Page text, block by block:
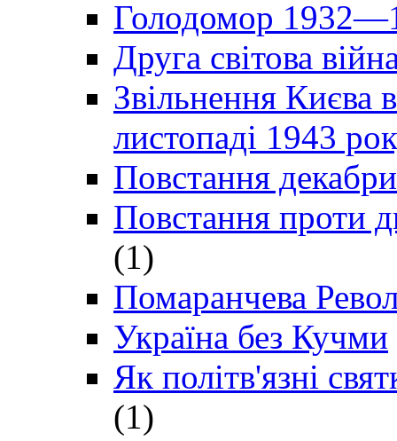
Голодомор
Друга світова
Звільнення Києва
листопаді 1943
Повстання
Повстання проти
(1)
Помаранчева
Україна без Кучми
Як політв'язні
(1)